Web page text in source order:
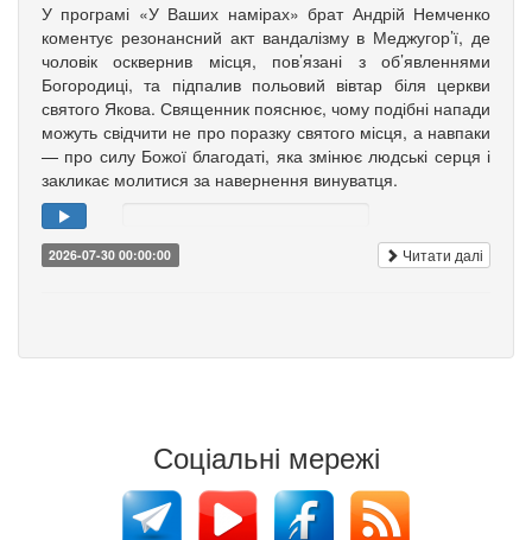
У програмі «У Ваших намірах» брат Андрій Немченко
коментує резонансний акт вандалізму в Меджугор’ї, де
чоловік осквернив місця, пов’язані з об’явленнями
Богородиці, та підпалив польовий вівтар біля церкви
святого Якова. Священник пояснює, чому подібні напади
можуть свідчити не про поразку святого місця, а навпаки
— про силу Божої благодаті, яка змінює людські серця і
закликає молитися за навернення винуватця.
2026-07-30 00:00:00 Читати далі
Соціальні мережі